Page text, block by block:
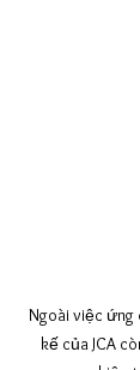
Ngoài việc
kế của JCA